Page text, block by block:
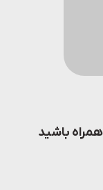
باشید